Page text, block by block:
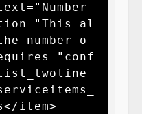
al
number o
item>